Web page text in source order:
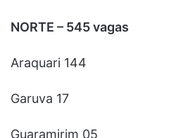
NORTE – 545 vagas
Araquari 144
Garuva 17
Guaramirim 05